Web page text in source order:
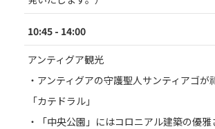
10:45 - 14:00
アンティグア観光
・アンティグアの守護聖人サンティアゴが
「カテドラル」
・「中央公園」にはコロニアル建築の優